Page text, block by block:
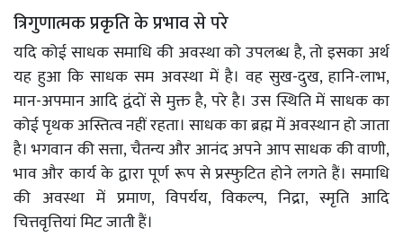
त्रिगुणात्मक प्रकृति के प्रभाव से परे
यदि कोई साधक समाधि की अवस्था को उपलब्ध है, तो इसका अर्थ
यह हुआ कि साधक सम अवस्था में है। वह सुख-दुख, हानि-लाभ,
मान-अपमान आदि द्वंदों से मुक्त है, परे है। उस स्थिति में साधक का
कोई पृथक अस्तित्व नहीं रहता। साधक का ब्रह्म में अवस्थान हो जाता
है। भगवान की सत्ता, चैतन्य और आनंद अपने आप साधक की वाणी,
भाव और कार्य के द्वारा पूर्ण रूप से प्रस्फुटित होने लगते हैं। समाधि
की अवस्था में प्रमाण, विपर्यय, विकल्प, निद्रा, स्मृति आदि
चित्तवृत्तियां मिट जाती हैं।